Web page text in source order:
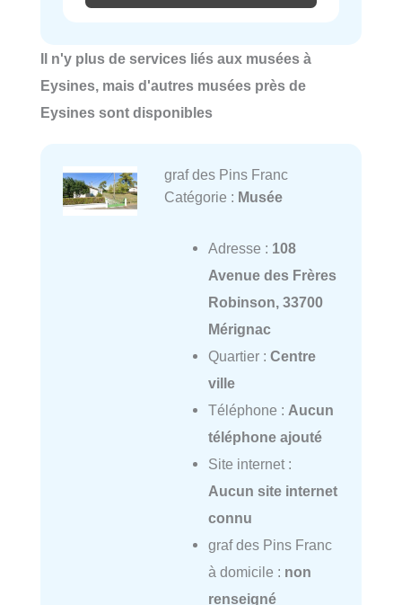
Il n'y plus de services liés aux musées à
Eysines, mais d'autres musées près de
Eysines sont disponibles
graf des Pins Franc
Catégorie : Musée
Adresse : 108
Avenue des Frères
Robinson, 33700
Mérignac
Quartier : Centre
ville
Téléphone : Aucun
téléphone ajouté
Site internet :
Aucun site internet
connu
graf des Pins Franc
à domicile : non
renseigné